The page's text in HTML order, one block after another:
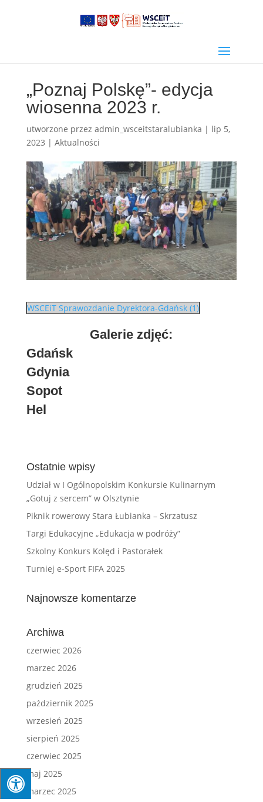
„Poznaj Polskę”- edycja
wiosenna 2023 r.
utworzone przez admin_wsceitstaralubianka | lip 5,
2023 | Aktualności
WSCEiT Sprawozdanie Dyrektora-Gdańsk (1)
Galerie zdjęć:
Gdańsk
Gdynia
Sopot
Hel
Ostatnie wpisy
Udział w I Ogólnopolskim Konkursie Kulinarnym
„Gotuj z sercem” w Olsztynie
Piknik rowerowy Stara Łubianka – Skrzatusz
Targi Edukacyjne „Edukacja w podróży”
Szkolny Konkurs Kolęd i Pastorałek
Turniej e-Sport FIFA 2025
Najnowsze komentarze
Archiwa
czerwiec 2026
marzec 2026
grudzień 2025
październik 2025
wrzesień 2025
sierpień 2025
czerwiec 2025
maj 2025
marzec 2025